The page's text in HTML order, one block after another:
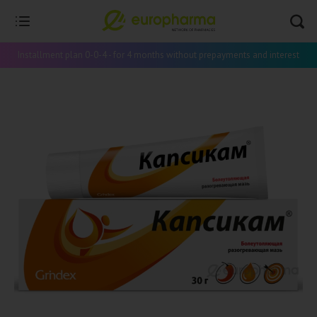
Installment plan 0-0-4 - for 4 months without prepayments and interest